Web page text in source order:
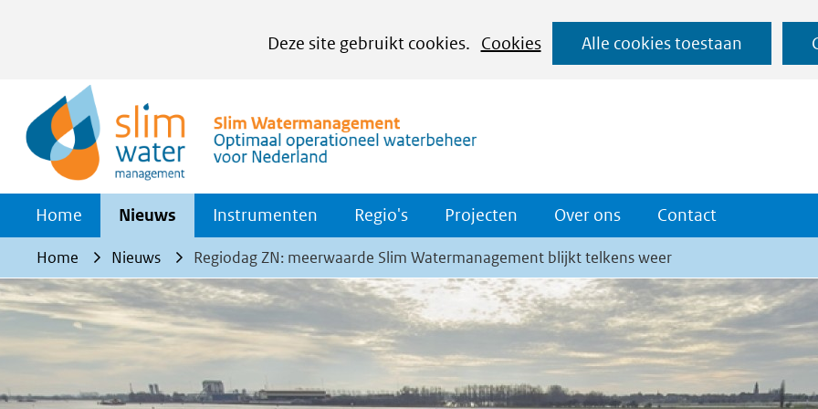
Deze site gebruikt cookies.
Cookies
het
gebruik
van
cookies
deze
website
worden
of
Alle cookies toestaan
Ga
naar
Home Nieuws Instrumenten Regio's Projecten Over ons Contact
Home Nieuws Regiodag ZN: meerwaarde Slim Watermanagement blijkt telkens weer